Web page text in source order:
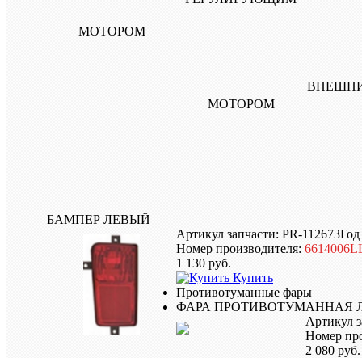
БАМПЕР ЛЕВЫЙ
Артикул запчасти: PR-112673
Номер производителя:
1 130 руб.
Купить
Противотуманные фары
ФАРА ПРОТИВОТУМАННАЯ
Артикул
Номер
2 080 руб.